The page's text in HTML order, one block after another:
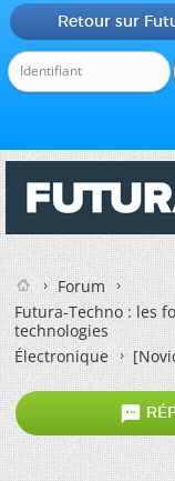
Retour sur
Forum
Futura-Techno : les
technologies
Électronique
